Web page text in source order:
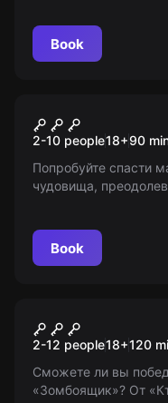
- выбор за тобой!
Book
Амнезия
2-10 people18+90
Попробуйте спасти
чудовища,
Book
Зомбоящик
2-12 people18+120
Сможете ли вы
«Зомбоящик»? От